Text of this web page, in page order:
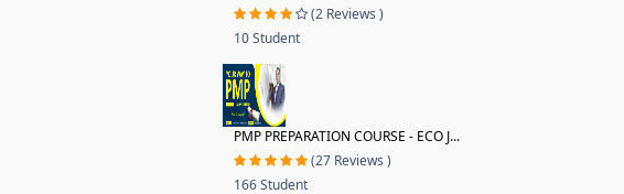
(2 Reviews )
10 Student
PMP PREPARATION COURSE - ECO J...
(27 Reviews )
166 Student